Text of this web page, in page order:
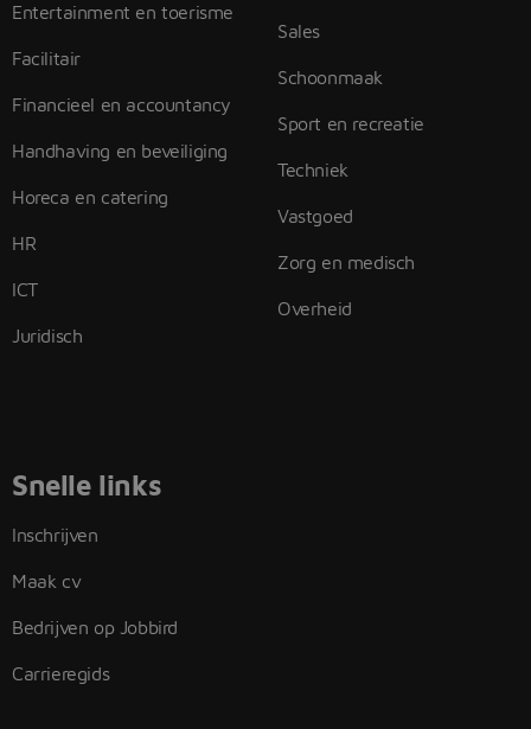
Entertainment en toerisme
Facilitair
Financieel en accountancy
Handhaving en beveiliging
Horeca en catering
HR
ICT
Juridisch
Sales
Schoonmaak
Sport en recreatie
Techniek
Vastgoed
Zorg en medisch
Overheid
Snelle links
Inschrijven
Maak cv
Bedrijven op Jobbird
Carrieregids